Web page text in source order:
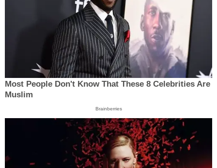
Most People Don't Know That These 8 Celebrities Are
Muslim
Brainberries